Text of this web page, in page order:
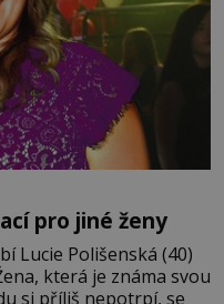
pro jiné ženy
Lucie Polišenská (40)
která je známa svou
si příliš nepotrpí, se